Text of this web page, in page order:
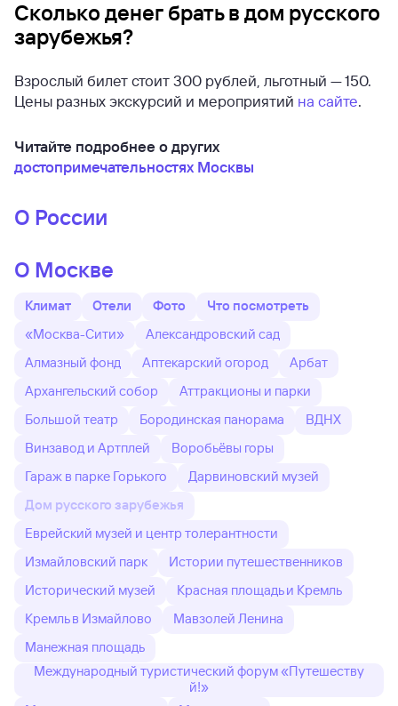
Сколько денег брать в дом русского
зарубежья?
Взрослый билет стоит 300 рублей, льготный — 150.
Цены разных экскурсий и мероприятий на сайте.
Читайте подробнее о других
достопримечательностях Москвы
О России
О Москве
Климат Отели Фото
Что посмотреть
«Москва-Сити»
Александровский сад
Алмазный фонд
Аптекарский огород
Арбат
Архангельский собор
Аттракционы и парки
Большой театр
Бородинская панорама
ВДНХ
Винзавод и Артплей
Воробьёвы горы
Гараж в парке Горького
Дарвиновский музей
Дом русского зарубежья
Еврейский музей и центр толерантности
Измайловский парк
Истории путешественников
Исторический музей
Красная площадь и Кремль
Кремль в Измайлово
Мавзолей Ленина
Манежная площадь
Международный туристический форум «Путешеству
й!»